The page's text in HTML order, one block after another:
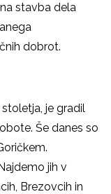
stavba dela
dobrot.
je gradil
Še danes so
jih v
Brezovcih in